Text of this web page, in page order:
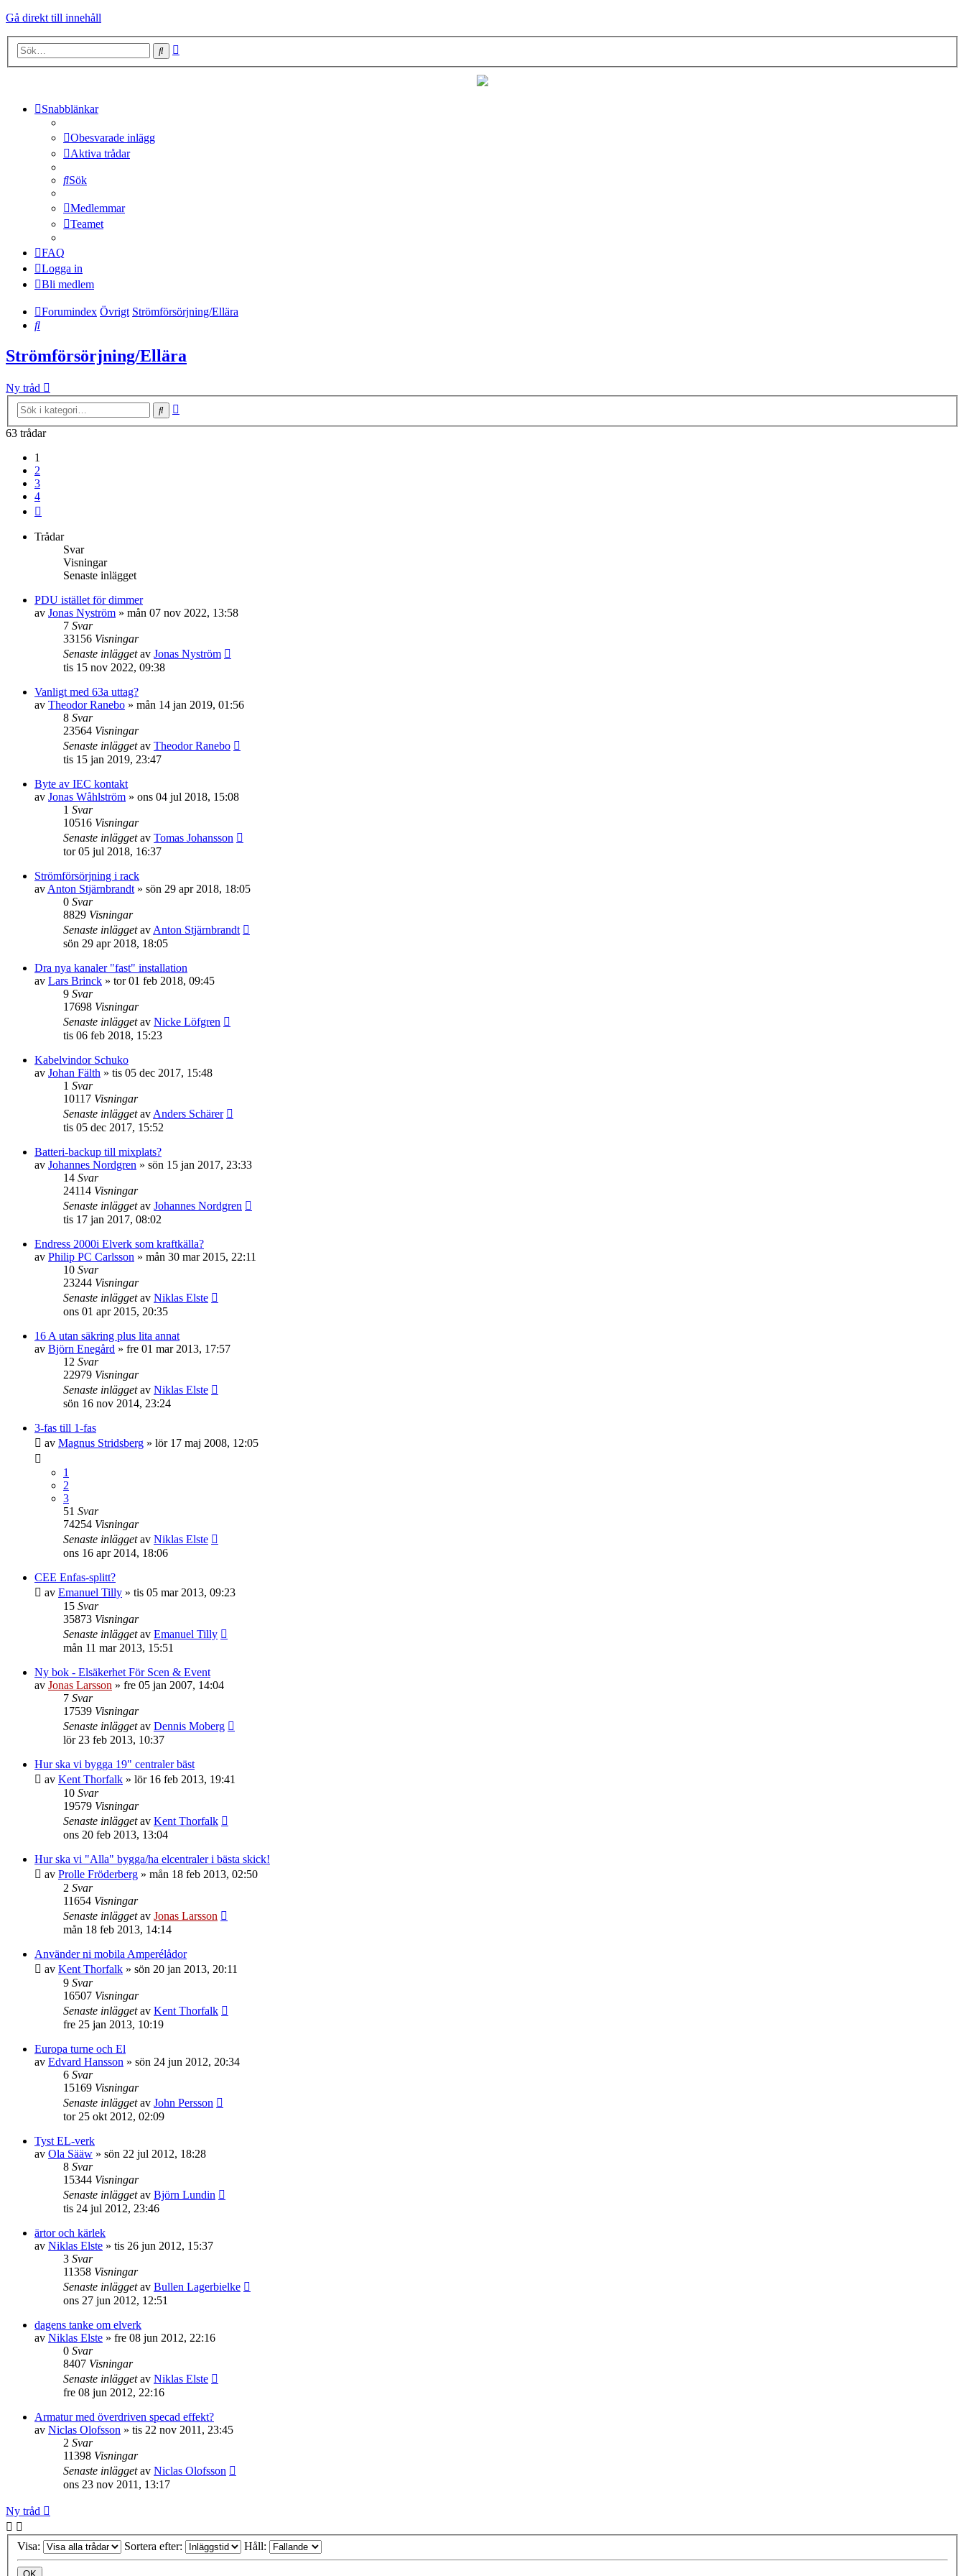
Gå direkt till innehåll
Sök
Snabblänkar
Obesvarade inlägg
Aktiva trådar
Sök
Medlemmar
Teamet
FAQ
Logga in
Bli medlem
Forumindex Övrigt Strömförsörjning/Ellära
Sök
Strömförsörjning/Ellära
Ny tråd
Sök
63 trådar
1
2
3
4
Trådar
Svar
Visningar
Senaste inlägget
PDU istället för dimmer
av Jonas Nyström » mån 07 nov 2022, 13:58
7 Svar
33156 Visningar
Senaste inläggetav Jonas Nyström
tis 15 nov 2022, 09:38
Vanligt med 63a uttag?
av Theodor Ranebo » mån 14 jan 2019, 01:56
8 Svar
23564 Visningar
Senaste inläggetav Theodor Ranebo
tis 15 jan 2019, 23:47
Byte av IEC kontakt
av Jonas Wåhlström » ons 04 jul 2018, 15:08
1 Svar
10516 Visningar
Senaste inläggetav Tomas Johansson
tor 05 jul 2018, 16:37
Strömförsörjning i rack
av Anton Stjärnbrandt » sön 29 apr 2018, 18:05
0 Svar
8829 Visningar
Senaste inläggetav Anton Stjärnbrandt
sön 29 apr 2018, 18:05
Dra nya kanaler "fast" installation
av Lars Brinck » tor 01 feb 2018, 09:45
9 Svar
17698 Visningar
Senaste inläggetav Nicke Löfgren
tis 06 feb 2018, 15:23
Kabelvindor Schuko
av Johan Fälth » tis 05 dec 2017, 15:48
1 Svar
10117 Visningar
Senaste inläggetav Anders Schärer
tis 05 dec 2017, 15:52
Batteri-backup till mixplats?
av Johannes Nordgren » sön 15 jan 2017, 23:33
14 Svar
24114 Visningar
Senaste inläggetav Johannes Nordgren
tis 17 jan 2017, 08:02
Endress 2000i Elverk som kraftkälla?
av Philip PC Carlsson » mån 30 mar 2015, 22:11
10 Svar
23244 Visningar
Senaste inläggetav Niklas Elste
ons 01 apr 2015, 20:35
16 A utan säkring plus lita annat
av Björn Enegård » fre 01 mar 2013, 17:57
12 Svar
22979 Visningar
Senaste inläggetav Niklas Elste
sön 16 nov 2014, 23:24
3-fas till 1-fas
av Magnus Stridsberg » lör 17 maj 2008, 12:05
1
2
3
51 Svar
74254 Visningar
Senaste inläggetav Niklas Elste
ons 16 apr 2014, 18:06
CEE Enfas-splitt?
av Emanuel Tilly » tis 05 mar 2013, 09:23
15 Svar
35873 Visningar
Senaste inläggetav Emanuel Tilly
mån 11 mar 2013, 15:51
Ny bok - Elsäkerhet För Scen & Event
av Jonas Larsson » fre 05 jan 2007, 14:04
7 Svar
17539 Visningar
Senaste inläggetav Dennis Moberg
lör 23 feb 2013, 10:37
Hur ska vi bygga 19" centraler bäst
av Kent Thorfalk » lör 16 feb 2013, 19:41
10 Svar
19579 Visningar
Senaste inläggetav Kent Thorfalk
ons 20 feb 2013, 13:04
Hur ska vi "Alla" bygga/ha elcentraler i bästa skick!
av Prolle Fröderberg » mån 18 feb 2013, 02:50
2 Svar
11654 Visningar
Senaste inläggetav Jonas Larsson
mån 18 feb 2013, 14:14
Använder ni mobila Amperélådor
av Kent Thorfalk » sön 20 jan 2013, 20:11
9 Svar
16507 Visningar
Senaste inläggetav Kent Thorfalk
fre 25 jan 2013, 10:19
Europa turne och El
av Edvard Hansson » sön 24 jun 2012, 20:34
6 Svar
15169 Visningar
Senaste inläggetav John Persson
tor 25 okt 2012, 02:09
Tyst EL-verk
av Ola Sääw » sön 22 jul 2012, 18:28
8 Svar
15344 Visningar
Senaste inläggetav Björn Lundin
tis 24 jul 2012, 23:46
ärtor och kärlek
av Niklas Elste » tis 26 jun 2012, 15:37
3 Svar
11358 Visningar
Senaste inläggetav Bullen Lagerbielke
ons 27 jun 2012, 12:51
dagens tanke om elverk
av Niklas Elste » fre 08 jun 2012, 22:16
0 Svar
8407 Visningar
Senaste inläggetav Niklas Elste
fre 08 jun 2012, 22:16
Armatur med överdriven specad effekt?
av Niclas Olofsson » tis 22 nov 2011, 23:45
2 Svar
11398 Visningar
Senaste inläggetav Niclas Olofsson
ons 23 nov 2011, 13:17
Ny tråd
Visa: Sortera efter: Håll: